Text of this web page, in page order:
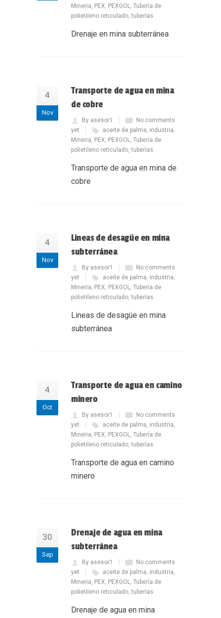
Mineria, PEX, PEXGOL, Tubería de
polietileno reticulado,tuberías
Drenaje en mina subterránea
4
Nov
Transporte de agua en mina
de cobre
By asesor1
No comments
yet
aceite de palma, industria,
Mineria, PEX, PEXGOL, Tubería de
polietileno reticulado,tuberías
Transporte de agua en mina de
cobre
4
Nov
Lineas de desagüe en mina
subterránea
By asesor1
No comments
yet
aceite de palma, industria,
Mineria, PEX, PEXGOL, Tubería de
polietileno reticulado,tuberías
Lineas de desagüe en mina
subterránea
4
Oct
Transporte de agua en camino
minero
By asesor1
No comments
yet
aceite de palma, industria,
Mineria, PEX, PEXGOL, Tubería de
polietileno reticulado,tuberías
Transporte de agua en camino
minero
30
Sep
Drenaje de agua en mina
subterránea
By asesor1
No comments
yet
aceite de palma, industria,
Mineria, PEX, PEXGOL, Tubería de
polietileno reticulado,tuberías
Drenaje de agua en mina